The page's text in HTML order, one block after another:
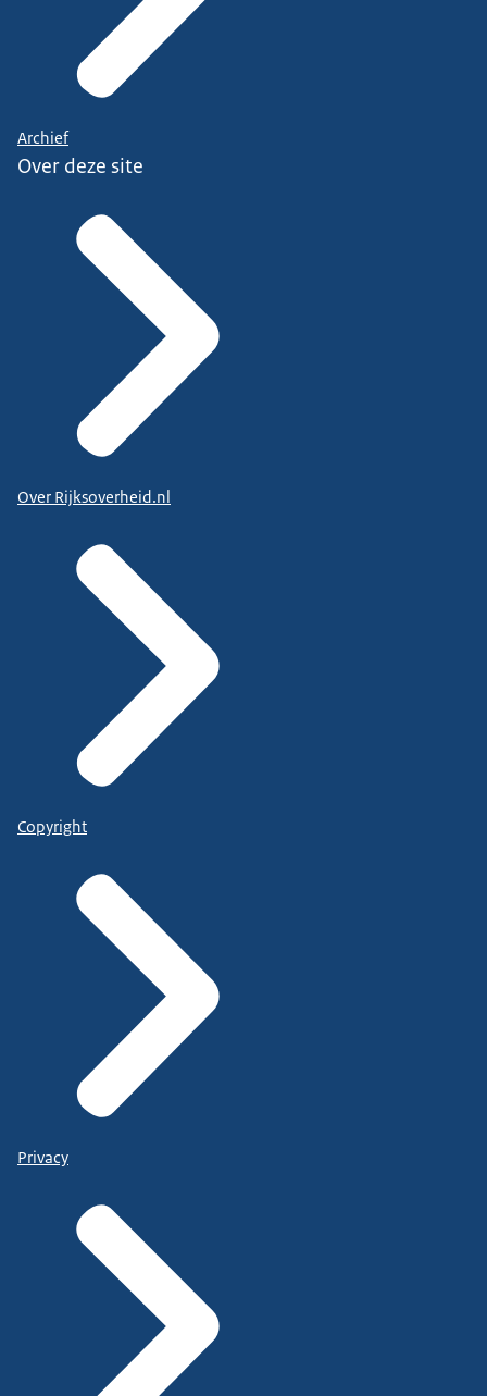
Archief
Over deze site
Over Rijksoverheid.nl
Copyright
Privacy